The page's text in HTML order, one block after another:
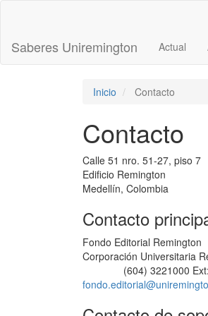
principal
Barra
Saberes Uniremington Actual
Inicio Contacto
Contacto
Calle 51 nro. 51-27, piso 7
Edificio Remington
Medellín, Colombia
Contacto
Fondo Editorial Remington
Corporación Universitaria
(604) 3221000